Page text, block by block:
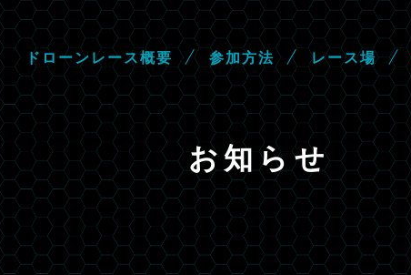
ド ロ ー ン レ ー ス概要 参加方法 レース場
お知らせ